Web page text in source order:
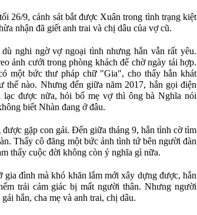
26/9, cảnh sát bắt được Xuân trong tình trạng kiệt
nhận đã giết anh trai và chị dâu của vợ cũ.
nghi ngờ vợ ngoại tình nhưng hắn vẫn rất yêu.
ảnh cưới trong phòng khách để chờ ngày tái hợp.
một bức thư pháp chữ "Gia", cho thấy hắn khát
thế nào. Nhưng đến giữa năm 2017, hắn gọi điện
được nữa, hỏi bố mẹ vợ thì ông bà Nghĩa nói
biết Nhàn đang ở đâu.
gặp con gái. Đến giữa tháng 9, hắn tình cờ tìm
Thấy cô đăng một bức ảnh tình tứ bên người đàn
thấy cuộc đời không còn ý nghĩa gì nữa.
gia đình mà khó khăn lắm mới xây dựng được, hắn
trải cảm giác bị mất người thân. Nhưng người
hắn, cha mẹ và anh trai, chị dâu.